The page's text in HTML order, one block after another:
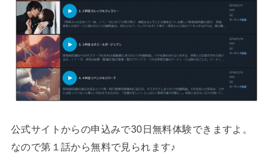
公式サイトからの申込みで30日無料体験できますよ。
なので第１話から無料で見られます♪